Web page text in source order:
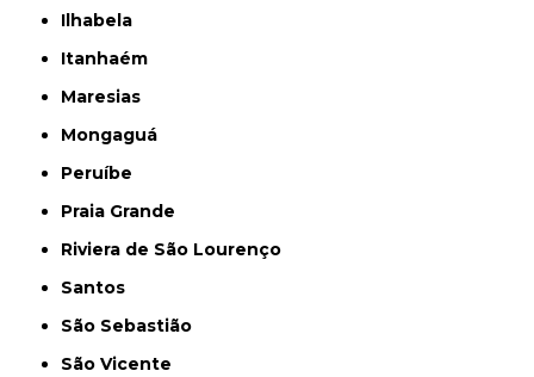
Ilhabela
Itanhaém
Maresias
Mongaguá
Peruíbe
Praia Grande
Riviera de São Lourenço
Santos
São Sebastião
São Vicente